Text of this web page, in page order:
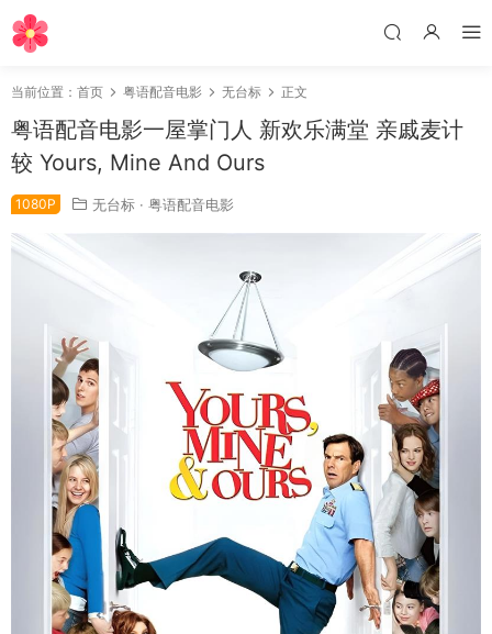
当前位置： 首页 粤语配音电影 无台标 正文
粤语配音电影一屋掌门人 新欢乐满堂 亲戚麦计
较 Yours, Mine And Ours
1080P 无台标 · 粤语配音电影